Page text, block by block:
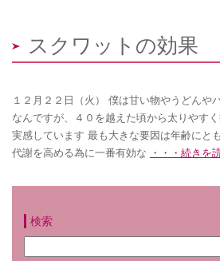
スクワットの効果
１２月２２日（火） 僕は甘い物やうどんや
なんですが、４０を越えた頃から太りやす
実感しています 最も大きな要因は年齢にと
代謝を高める為に一番有効な
・・・続きを
検索